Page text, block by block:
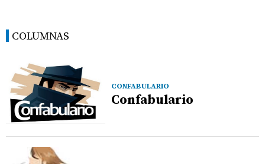
COLUMNAS
CONFABULARIO
Confabulario